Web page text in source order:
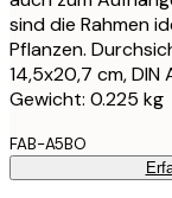
sind die Rahmen
Pflanzen.
14,5x20,7 cm, DIN
Gewicht: 0.225 kg
FAB-A5BO